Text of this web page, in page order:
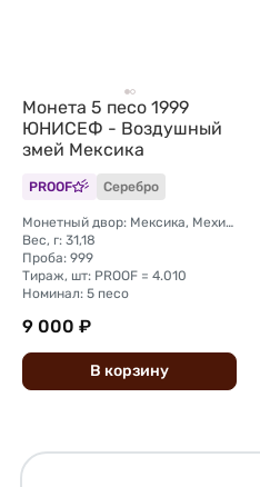
Монета 5 песо 1999
ЮНИСЕФ - Воздушный
змей Мексика
PROOF Серебро
Монетный двор: Мексика, Мехико
Вес, г: 31,18
Проба: 999
Тираж, шт: PROOF = 4.010
Номинал: 5 песо
9 000 ₽
В корзину